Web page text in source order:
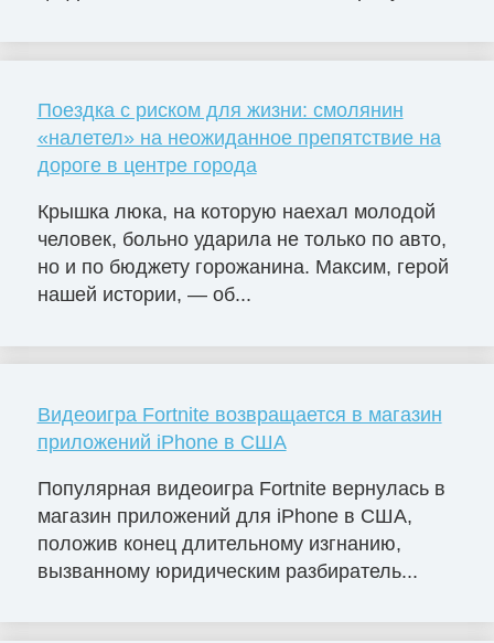
Поездка с риском для жизни: смолянин
«налетел» на неожиданное препятствие на
дороге в центре города
Крышка люка, на которую наехал молодой
человек, больно ударила не только по авто,
но и по бюджету горожанина. Максим, герой
нашей истории, — об...
Видеоигра Fortnite возвращается в магазин
приложений iPhone в США
Популярная видеоигра Fortnite вернулась в
магазин приложений для iPhone в США,
положив конец длительному изгнанию,
вызванному юридическим разбиратель...